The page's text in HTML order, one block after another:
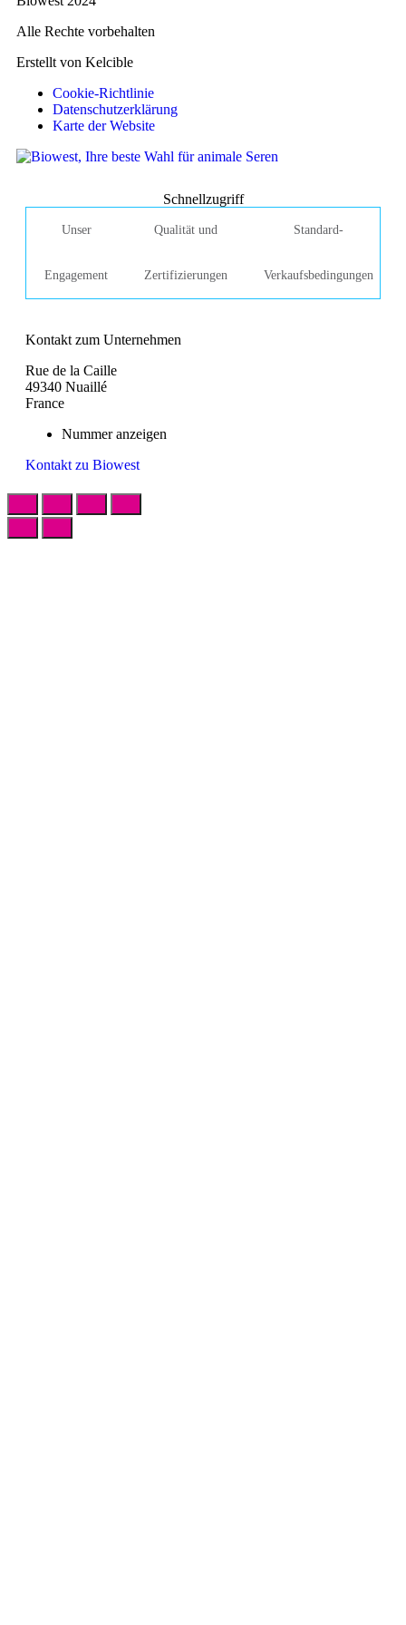
Alle Rechte vorbehalten
Erstellt von Kelcible
Cookie-Richtlinie
Datenschutzerklärung
Karte der Website
Schnellzugriff
Unser
Engagement
Qualität und
Zertifizierungen
Standard-
Verkaufsbedingungen
Kontakt zum Unternehmen
Rue de la Caille
49340 Nuaillé
France
Nummer anzeigen
Kontakt zu Biowest